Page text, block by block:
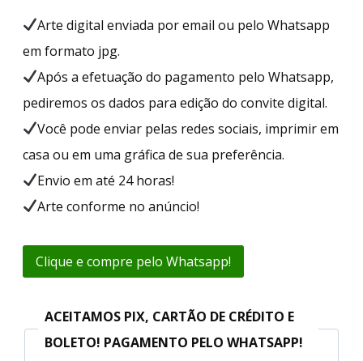
Arte digital enviada por email ou pelo Whatsapp
em formato jpg.
Após a efetuação do pagamento pelo Whatsapp,
pediremos os dados para edição do convite digital.
Você pode enviar pelas redes sociais, imprimir em
casa ou em uma gráfica de sua preferência.
Envio em até 24 horas!
Arte conforme no anúncio!
Clique e compre pelo Whatsapp!
ACEITAMOS PIX, CARTÃO DE CRÉDITO E
BOLETO! PAGAMENTO PELO WHATSAPP!